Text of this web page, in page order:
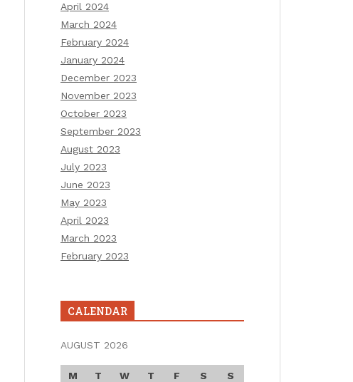
April 2024
March 2024
February 2024
January 2024
December 2023
November 2023
October 2023
September 2023
August 2023
July 2023
June 2023
May 2023
April 2023
March 2023
February 2023
CALENDAR
AUGUST 2026
M T W T F S
S